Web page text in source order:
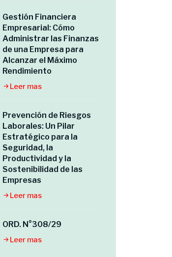
Gestión Financiera
Empresarial: Cómo
Administrar las Finanzas
de una Empresa para
Alcanzar el Máximo
Rendimiento
Leer mas
Prevención de Riesgos
Laborales: Un Pilar
Estratégico para la
Seguridad, la
Productividad y la
Sostenibilidad de las
Empresas
Leer mas
ORD. N°308/29
Leer mas